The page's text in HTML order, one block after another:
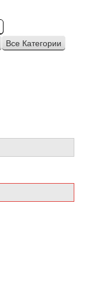
Все Категории